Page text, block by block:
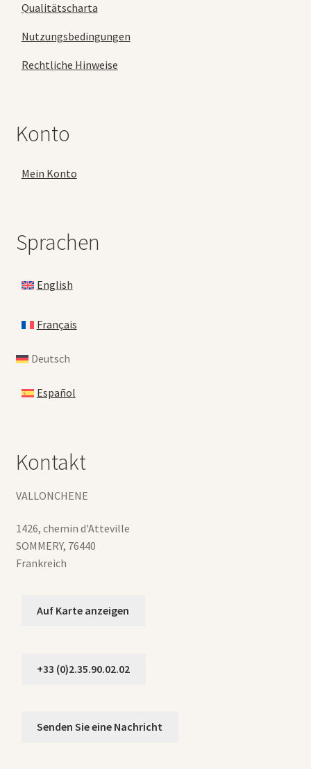
Qualitätscharta
Nutzungsbedingungen
Rechtliche Hinweise
Konto
Mein Konto
Sprachen
English
Français
Deutsch
Español
Kontakt
VALLONCHENE
1426, chemin d'Atteville
SOMMERY, 76440
Frankreich
Auf Karte anzeigen
+33 (0)2.35.90.02.02
Senden Sie eine Nachricht